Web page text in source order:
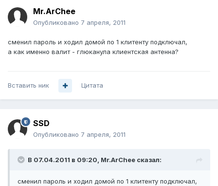
Mr.ArChee
Опубликовано 7 апреля, 2011
сменил пароль и ходил домой по 1 клитенту подключал,
а как именно валит - глюканула клиентская антенна?
Вставить ник Цитата
SSD
Опубликовано 7 апреля, 2011
В 07.04.2011 в 09:20, Mr.ArChee сказал:
сменил пароль и ходил домой по 1 клитенту подключал,